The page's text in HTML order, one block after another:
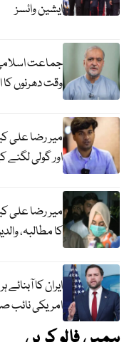
ایشین وائسز
وقت دھرنوں کا
میر رضا علی
اور گولی
میر رضا علی
کا مطالبہ،
ایران کا
امریکی نائب